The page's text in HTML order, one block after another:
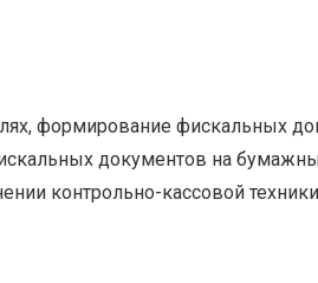
формирование фискальных
документов на
контрольно-кассовой